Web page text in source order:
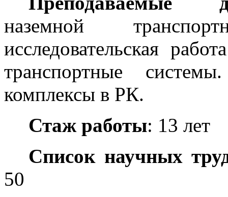
наземной
исследовательская
транспортные
комплексы в РК.
Стаж работы: 13 лет
Список научных
50